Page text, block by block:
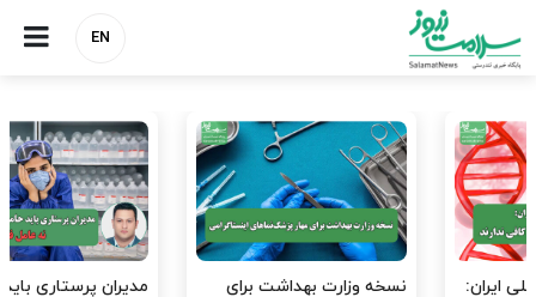
EN
مدیران پرستاری باید حامی
مدیریت سلامت، میدان